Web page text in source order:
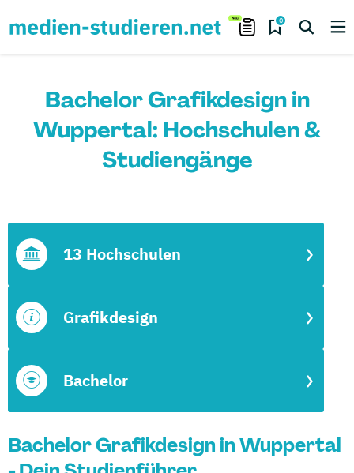
0
Bachelor Grafikdesign in
Wuppertal: Hochschulen &
Studiengänge
Bachelor
Grafikdesign
13 Hochschulen
Bachelor Grafikdesign in Wuppertal